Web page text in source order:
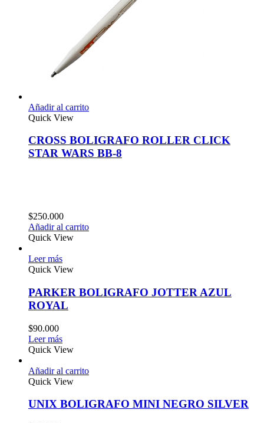
Añadir al carrito
Quick View
CROSS BOLIGRAFO ROLLER CLICK
STAR WARS BB-8
$250.000
Añadir al carrito
Quick View
Leer más
Quick View
PARKER BOLIGRAFO JOTTER AZUL
ROYAL
$90.000
Leer más
Quick View
Añadir al carrito
Quick View
UNIX BOLIGRAFO MINI NEGRO SILVER